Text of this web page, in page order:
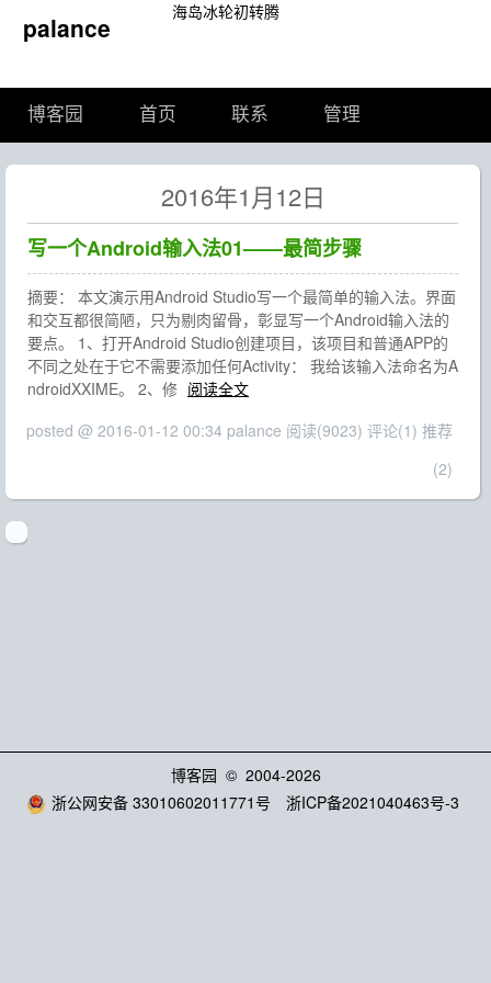
palance 海岛冰轮初转腾
博客园 首页 联系 管理
2016年1月12日
写一个Android输入法01——最简步骤
摘要： 本文演示用Android Studio写一个最简单的输入法。界面
和交互都很简陋，只为剔肉留骨，彰显写一个Android输入法的
要点。 1、打开Android Studio创建项目，该项目和普通APP的
不同之处在于它不需要添加任何Activity： 我给该输入法命名为A
ndroidXXIME。 2、修 阅读全文
posted @ 2016-01-12 00:34 palance 阅读(9023) 评论(1) 推荐
(2)
博客园 © 2004-2026
浙公网安备 33010602011771号
浙ICP备2021040463号-3